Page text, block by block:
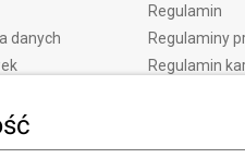
danych
prywatności
Regulamin
Regulaminy
Regulamin
Zwroty i